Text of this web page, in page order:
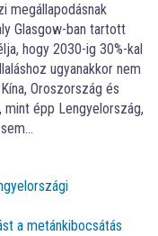
megállapodásnak
Glasgow-ban tartott
hogy 2030-ig 30%-kal
ugyanakkor nem
Oroszország és
mint épp Lengyelország,
a metánkibocsátás